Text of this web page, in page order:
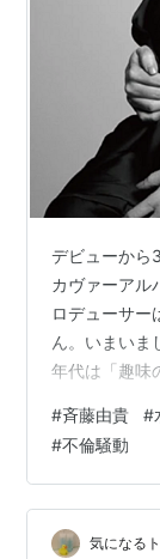
デビューから
カヴァーアル
ロデューサー
ん。いまいま
年代は「趣味
ブルでアダル
豊富（3度の
きた円熟味を
ようだ。この
（笑）魔法を
#斉藤由貴 #
#不倫騒動
気になる